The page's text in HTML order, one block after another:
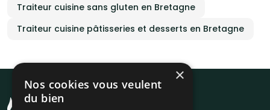
Traiteur cuisine sans gluten en Bretagne
Traiteur cuisine pâtisseries et desserts en Bretagne
×
Nos cookies vous veulent
du bien